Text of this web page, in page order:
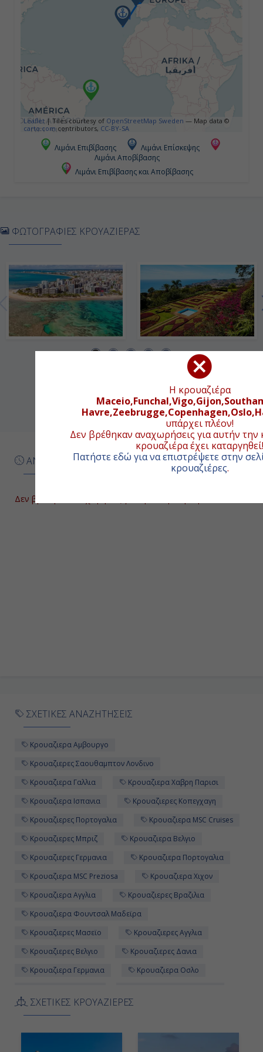
Η κρουαζιέρα
υπάρχει πλέον!
Δεν βρέθηκαν αναχωρήσεις για αυτήν την
κρουαζιέρα έχει καταργηθεί!
Πατήστε εδώ για να επιστρέψετε στην
κρουαζιέρες.
Εν Πλω
Ημέρα 5η
Εν Πλω
Ημέρα 7η
Εν Πλω
-
Ημέρα 8η
Φουντσάλ (Μαδέϊρα), Πορτογαλία
09:00
Χιχόν, Ισπανία
09:00
Ημέρα 12η
Εν Πλω
Σαουθάμπτον (Λονδίνο), Αγγλία
07:00
Leaflet | Tiles courtesy of OpenStreetMap Sweden — Map data ©
carto.com contributors, CC-BY-SA
Λιμάνι Επιβίβασης
Λιμάνι Επίσκεψης
Λιμάνι Αποβίβασης
Λιμάνι Επιβίβασης και Αποβίβασης
ΑΝΑΧΩΡΗΣΕΙΣ ΚΡΟΥΑΖΙΕΡΑΣ
Δεν βρέθηκαν αναχωρήσεις για την επόμενη περίοδο!
ΦΩΤΟΓΡΑΦΙΕΣ ΚΡΟΥΑΖΙΕΡΑΣ
ΣΧΕΤΙΚΕΣ ΑΝΑΖΗΤΗΣΕΙΣ
Κρουαζιερα Αμβουργο
Κρουαζιερες Σαουθαμπτον Λονδινο
Κρουαζιερα Γαλλια
Κρουαζιερα Χαβρη Παρισι
Κρουαζιερα Ισπανια
Κρουαζιερες Κοπεγχαγη
Κρουαζιερες Πορτογαλια
Κρουαζιερα MSC Cruises
Κρουαζιερες Μπριζ
Κρουαζιερα Βελγιο
Κρουαζιερες Γερμανια
Κρουαζιερα Πορτογαλια
Κρουαζιερα MSC Preziosa
Κρουαζιερα Χιχον
Κρουαζιερα Αγγλια
Κρουαζιερες Βραζιλια
Κρουαζιερα Φουντσαλ Μαδεϊρα
Κρουαζιερες Μασεϊο
Κρουαζιερες Αγγλια
Κρουαζιερες Βελγιο
Κρουαζιερες Δανια
Κρουαζιερα Γερμανια
Κρουαζιερα Οσλο
Κρουαζιερες Νορβηγια
ΣΧΕΤΙΚΕΣ ΚΡΟΥΑΖΙΕΡΕΣ